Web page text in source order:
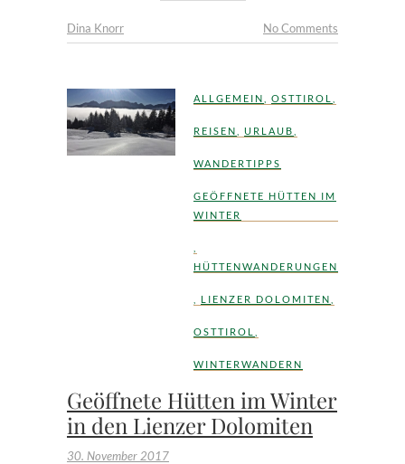
Dina Knorr No Comments
ALLGEMEIN OSTTIROL
REISEN URLAUB
WANDERTIPPS
GEÖFFNETE HÜTTEN IM
WINTER
HÜTTENWANDERUNGEN
LIENZER DOLOMITEN
OSTTIROL
WINTERWANDERN
Geöffnete Hütten im Winter
in den Lienzer Dolomiten
30. November 2017